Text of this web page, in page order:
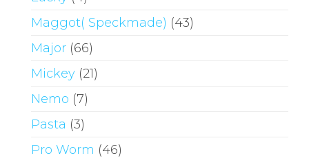
Maggot( Speckmade) (43)
Major (66)
Mickey (21)
Nemo (7)
Pasta (3)
Pro Worm (46)